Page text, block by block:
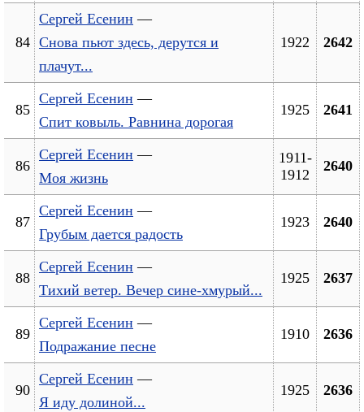
84
Сергей Есенин —
Снова пьют здесь, дерутся и
плачут...
1922 2642
85
Сергей Есенин —
Спит ковыль. Равнина дорогая
1925 2641
86
Сергей Есенин —
Моя жизнь
1911-
1912
2640
87
Сергей Есенин —
Грубым дается радость
1923 2640
88
Сергей Есенин —
Тихий ветер. Вечер сине-хмурый...
1925 2637
89
Сергей Есенин —
Подражание песне
1910 2636
90
Сергей Есенин —
Я иду долиной...
1925 2636